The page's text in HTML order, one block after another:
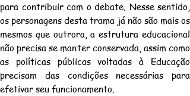
para contribuir com o debate. Nesse sentido,
os personagens desta trama já não são mais os
mesmos que outrora, a estrutura educacional
não precisa se manter conservada, assim como
as políticas públicas voltadas à Educação
precisam das condições necessárias para
efetivar seu funcionamento.